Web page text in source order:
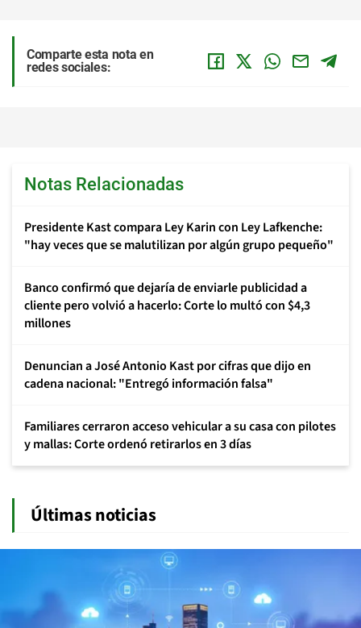
Comparte esta nota en
redes sociales:
Notas Relacionadas
Presidente Kast compara Ley Karin con Ley Lafkenche:
"hay veces que se malutilizan por algún grupo pequeño"
Banco confirmó que dejaría de enviarle publicidad a
cliente pero volvió a hacerlo: Corte lo multó con $4,3
millones
Denuncian a José Antonio Kast por cifras que dijo en
cadena nacional: "Entregó información falsa"
Familiares cerraron acceso vehicular a su casa con pilotes
y mallas: Corte ordenó retirarlos en 3 días
Últimas noticias